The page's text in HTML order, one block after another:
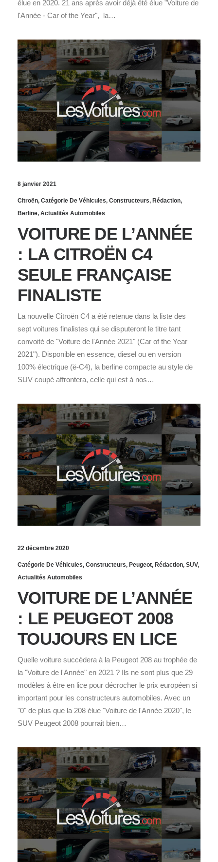
élue en 2020. 21 ans après avoir déjà été élue "Voiture de
l'Année - Car of the Year", la…
8 janvier 2021
Citroën, Catégorie De Véhicules, Constructeurs, Rédaction,
Berline, Actualités Automobiles
VOITURE DE L’ANNÉE
: LA CITROËN C4
SEULE FRANÇAISE
FINALISTE
La nouvelle Citroën C4 a été retenue dans la liste des
sept voitures finalistes qui se disputeront le titre tant
convoité de "Voiture de l'Année 2021" (Car of the Year
2021"). Disponible en essence, diesel ou en version
100% électrique (ë-C4), la berline compacte au style de
SUV coupé affrontera, celle qui est à nos…
22 décembre 2020
Catégorie De Véhicules, Constructeurs, Peugeot, Rédaction, SUV,
Actualités Automobiles
VOITURE DE L’ANNÉE
: LE PEUGEOT 2008
TOUJOURS EN LICE
Quelle voiture succèdera à la Peugeot 208 au trophée de
la "Voiture de l'Année" en 2021 ? Ils ne sont plus que 29
modèles à être en lice pour décrocher le prix européen si
important pour les constructeurs automobiles. Avec un
"0" de plus que la 208 élue "Voiture de l'Année 2020", le
SUV Peugeot 2008 pourrait bien…